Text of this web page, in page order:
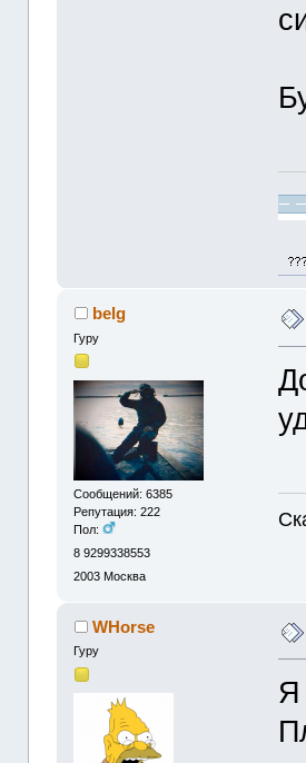
belg
Гуру
Сообщений: 6385
Репутация: 222
Пол:
8 9299338553
2003 Москва
WHorse
Гуру
Я